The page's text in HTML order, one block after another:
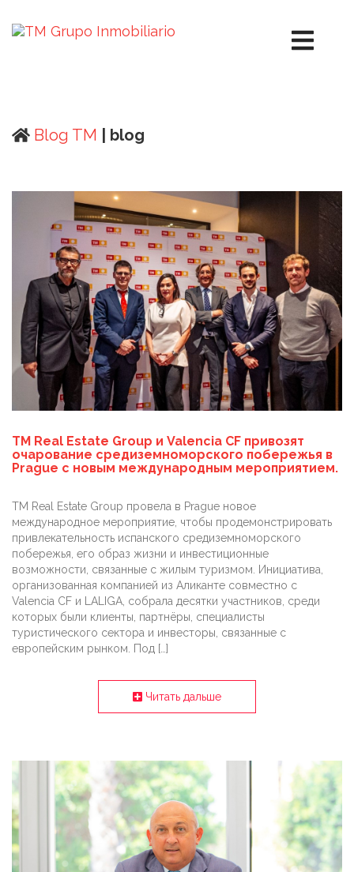
Blog TM | blog
TM Real Estate Group и Valencia CF привозят
очарование средиземноморского побережья в
Prague с новым международным мероприятием.
TM Real Estate Group провела в Prague новое
международное мероприятие, чтобы продемонстрировать
привлекательность испанского средиземноморского
побережья, его образ жизни и инвестиционные
возможности, связанные с жилым туризмом. Инициатива,
организованная компанией из Аликанте совместно с
Valencia CF и LALIGA, собрала десятки участников, среди
которых были клиенты, партнёры, специалисты
туристического сектора и инвесторы, связанные с
европейским рынком. Под […]
Читать дальше